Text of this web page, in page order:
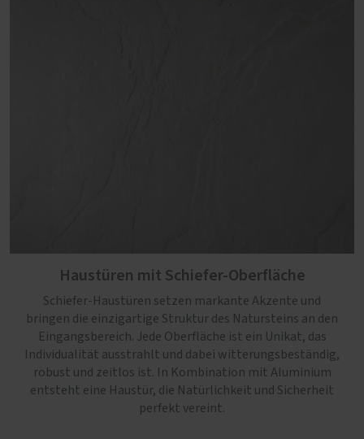
Haustüren mit Schiefer-Oberfläche
Schiefer-Haustüren setzen markante Akzente und
bringen die einzigartige Struktur des Natursteins an den
Eingangsbereich. Jede Oberfläche ist ein Unikat, das
Individualität ausstrahlt und dabei witterungsbeständig,
robust und zeitlos ist. In Kombination mit Aluminium
entsteht eine Haustür, die Natürlichkeit und Sicherheit
perfekt vereint.